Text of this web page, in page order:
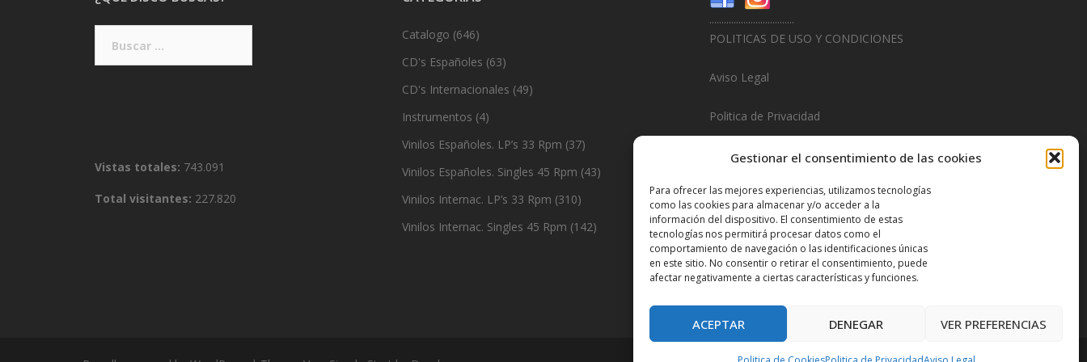
Gestionar el consentimiento de las cookies
Para ofrecer las mejores experiencias, utilizamos tecnologías
como las cookies para almacenar y/o acceder a la
información del dispositivo. El consentimiento de estas
tecnologías nos permitirá procesar datos como el
comportamiento de navegación o las identificaciones únicas
en este sitio. No consentir o retirar el consentimiento, puede
afectar negativamente a ciertas características y funciones.
ACEPTAR DENEGAR VER PREFERENCIAS
Vistas totales: 743.091
Total visitantes: 227.820
Catalogo (646)
CD's Españoles (63)
CD's Internacionales (49)
Instrumentos (4)
Vinilos Españoles. LP’s 33 Rpm (37)
Vinilos Españoles. Singles 45 Rpm (43)
Vinilos Internac. LP’s 33 Rpm (310)
Vinilos Internac. Singles 45 Rpm (142)
...................................
POLITICAS DE USO Y CONDICIONES
Aviso Legal
Politica de Privacidad
Politica de Cookies
Design & Promotions ByHitred.com